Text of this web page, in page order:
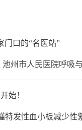
门口的“名医站”
州市人民医院呼吸
始！
特发性血小板减少性